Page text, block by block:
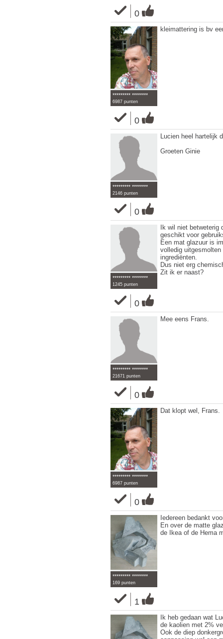
0
********* ********
6987 punten
0
kleimattering is bv
********* ********
2146 punten
0
Lucien heel hartelijk
Groeten Ginie
********* ********
1245 punten
0
Ik wil niet
geschikt voor
Een mat glazuur is
volledig
ingrediënten.
Dus niet erg
Zit ik er naast?
********* ********
21671 punten
0
Mee eens Frans.
********* ********
6987 punten
0
Dat klopt wel, Frans.
********* ********
169 punten
1
Iedereen bedankt
En over de matte
de Ikea of de Hema
Ik heb gedaan wat
de kaolien met 2%
Ook de diep